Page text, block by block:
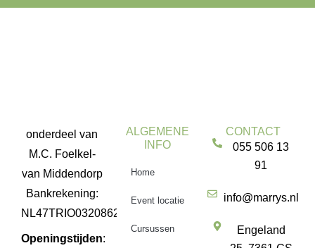
onderdeel van
M.C. Foelkel-
van Middendorp
Bankrekening:
NL47TRIO0320862291
Openingstijden:
ALGEMENE
INFO
Home
Event locatie
Cursussen
CONTACT
055 506 13
91
info@marrys.nl
Engeland